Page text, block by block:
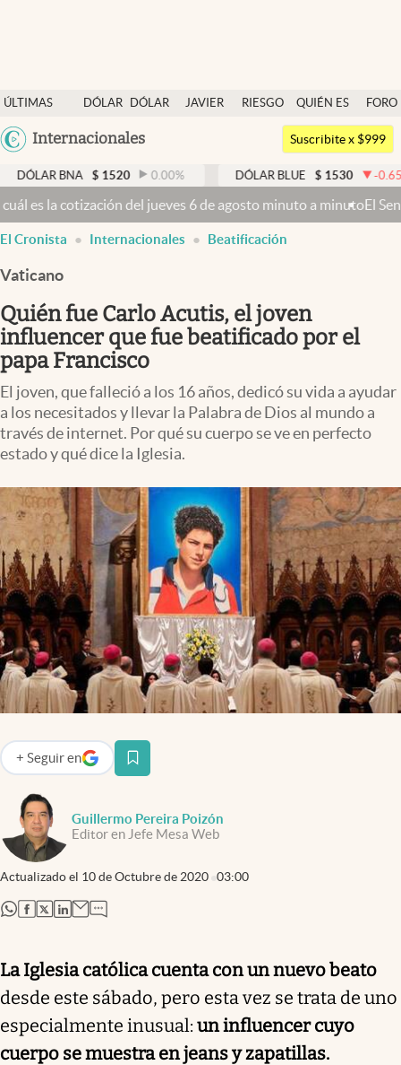
ÚLTIMAS
NOTICIAS
DÓLAR
DÓLAR
JAVIER
RIESGO
QUIÉN ES
QUIÉN
FORO
Argentina
México
Internacionales
Dólar
Members
Economía y Política
Finanzas y Mercados
Mercados Online
Negocios
Columnistas
Otras secciones
Infotechnology
Mundial 2026
Eventos Corporativos
El Cronista Studio
Mediakit
abre en nueva pestaña
Argentina
Suscribite x $999
BNA $ 1520 0.00 % DÓLAR BLUE $ 1530 -0.65 %
del jueves 6 de agosto minuto a minutoEl Senado busca
El Cronista Internacionales Beatificación
Vaticano
Quién fue Carlo Acutis, el joven
influencer que fue beatificado por el
papa Francisco
El joven, que falleció a los 16 años, dedicó su vida a ayudar
a los necesitados y llevar la Palabra de Dios al mundo a
través de internet. Por qué su cuerpo se ve en perfecto
estado y qué dice la Iglesia.
Guillermo Pereira Poizón
Editor en Jefe Mesa Web
Actualizado el 10 de Octubre de 2020 03:00
+ Seguir en
abre en nueva pestaña
abre en nueva pestaña
abre en nueva pestaña
abre en nueva pestaña
abre en nueva pestaña
La Iglesia católica cuenta con un nuevo beato
desde este sábado, pero esta vez se trata de uno
especialmente inusual: un influencer cuyo
cuerpo se muestra en jeans y zapatillas.